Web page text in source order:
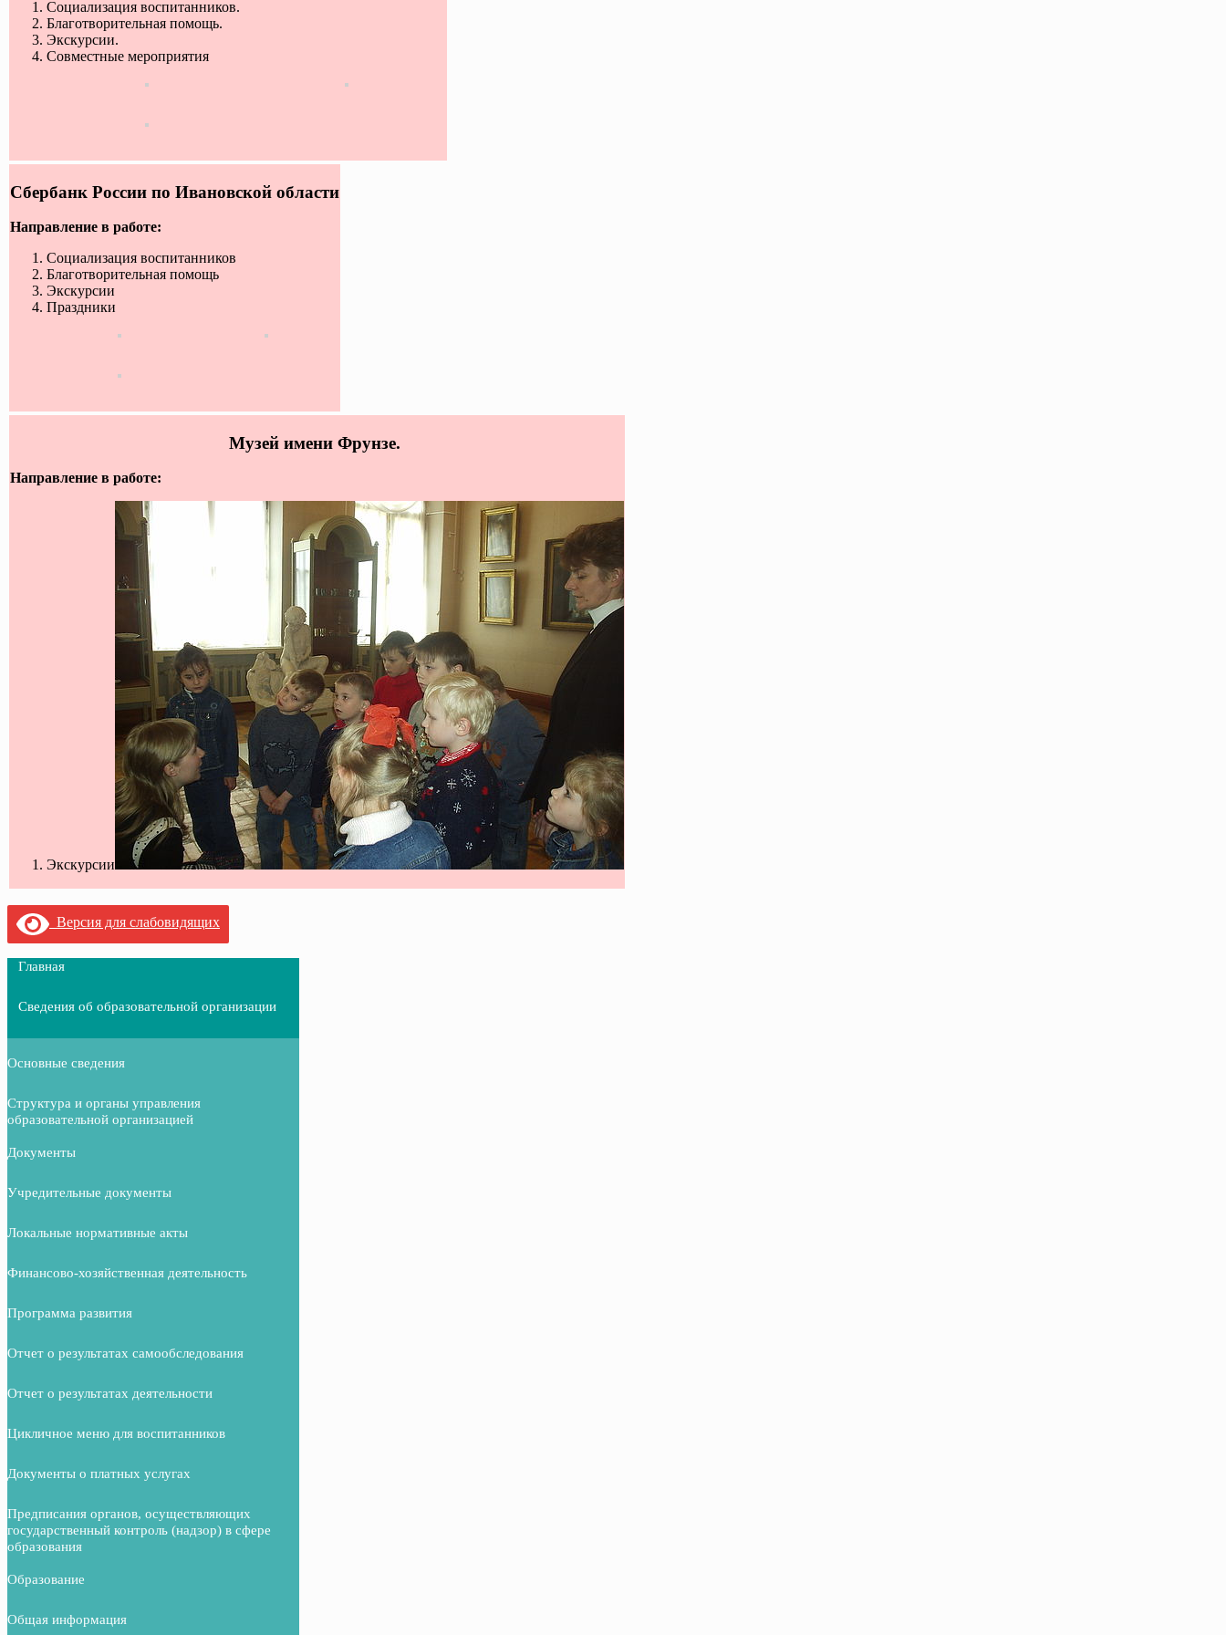
Социализация воспитанников.
Благотворительная помощь.
Экскурсии.
Совместные мероприятия
Сбербанк России по Ивановской области
Направление в работе:
Социализация воспитанников
Благотворительная помощь
Экскурсии
Праздники
Музей имени Фрунзе.
Направление в работе:
Экскурсии
Версия для слабовидящих
Главная
Сведения об образовательной организации
Основные сведения
Структура и органы управления
образовательной организацией
Документы
Учредительные документы
Локальные нормативные акты
Финансово-хозяйственная деятельность
Программа развития
Отчет о результатах самообследования
Отчет о результатах деятельности
Цикличное меню для воспитанников
Документы о платных услугах
Предписания органов, осуществляющих
государственный контроль (надзор) в сфере
образования
Образование
Общая информация